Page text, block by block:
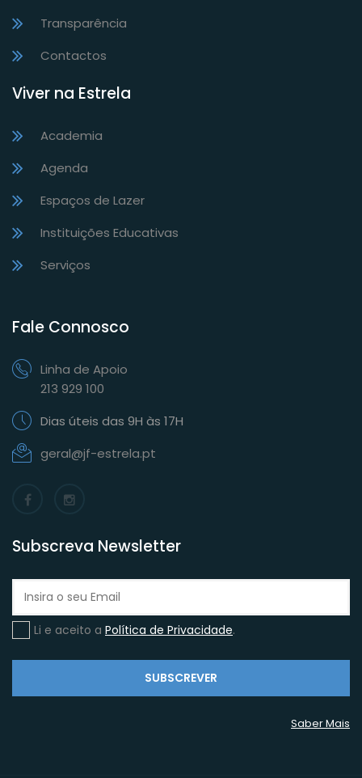
Transparência
Contactos
Viver na Estrela
Academia
Agenda
Espaços de Lazer
Instituições Educativas
Serviços
Fale Connosco
Linha de Apoio
213 929 100
Dias úteis das 9H às 17H
geral@jf-estrela.pt
Subscreva Newsletter
Li e aceito a Política de Privacidade.
SUBSCREVER
Saber Mais